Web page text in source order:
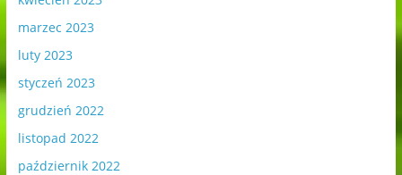
marzec 2023
luty 2023
styczeń 2023
grudzień 2022
listopad 2022
październik 2022